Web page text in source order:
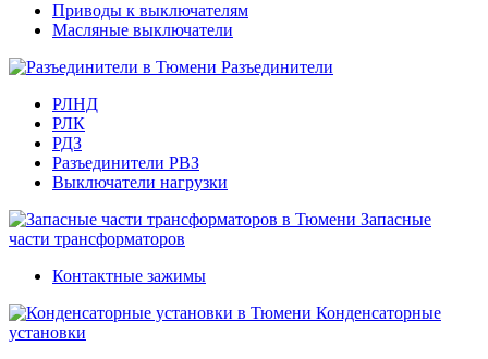
Приводы к выключателям
Масляные выключатели
Разъединители
РЛНД
РЛК
РДЗ
Разъединители РВЗ
Выключатели нагрузки
Запасные
части трансформаторов
Контактные зажимы
Конденсаторные
установки